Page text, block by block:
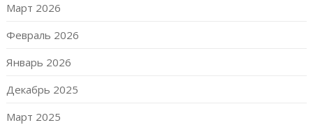
Март 2026
Февраль 2026
Январь 2026
Декабрь 2025
Март 2025